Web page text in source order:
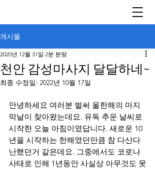
게시물
천안 감성마사지 달달하네~
2020년 12월 31일 2분 분량
최종 수정일: 2022년 10월 17일
안녕하세요 여러분 벌써 올한해의 마지
막날이 찾아왔는데요. 유독 추운 날씨로
시작한 오늘 아침이였답니다. 새로운 10
년을 시작하는 한해였던만큼 참 다산다
난했던거 같은데요. 그중에서도 코로나
사태로 인해 1년동안 사실상 아무것도 못